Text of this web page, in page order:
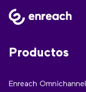
Productos
Enreach Omnichannel